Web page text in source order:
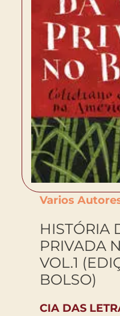
Varios
HISTÓRIA
PRIVADA
VOL.1
BOLSO)
CIA DAS